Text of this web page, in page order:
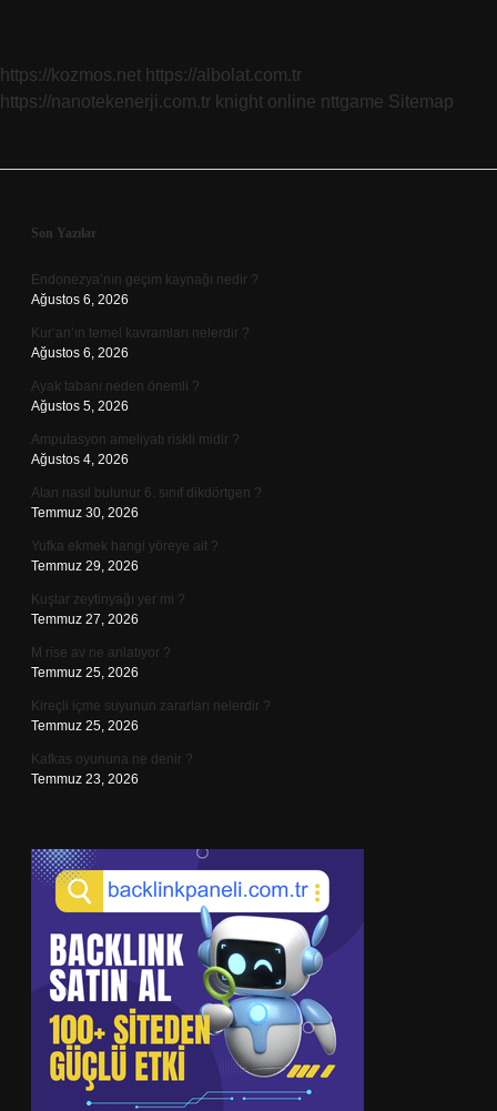
https://kozmos.net https://albolat.com.tr
https://nanotekenerji.com.tr knight online nttgame Sitemap
Sidebar
Son Yazılar
Endonezya’nın geçim kaynağı nedir ?
Ağustos 6, 2026
Kur’an’ın temel kavramları nelerdir ?
Ağustos 6, 2026
Ayak tabanı neden önemli ?
Ağustos 5, 2026
Amputasyon ameliyatı riskli midir ?
Ağustos 4, 2026
Alan nasıl bulunur 6. sınıf dikdörtgen ?
Temmuz 30, 2026
Yufka ekmek hangi yöreye ait ?
Temmuz 29, 2026
Kuşlar zeytinyağı yer mi ?
Temmuz 27, 2026
M rise av ne anlatıyor ?
Temmuz 25, 2026
Kireçli içme suyunun zararları nelerdir ?
Temmuz 25, 2026
Kafkas oyununa ne denir ?
Temmuz 23, 2026